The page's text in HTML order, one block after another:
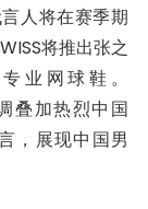
言人将在赛季期
将推出张之
业网球鞋。
叠加热烈中国
，展现中国男